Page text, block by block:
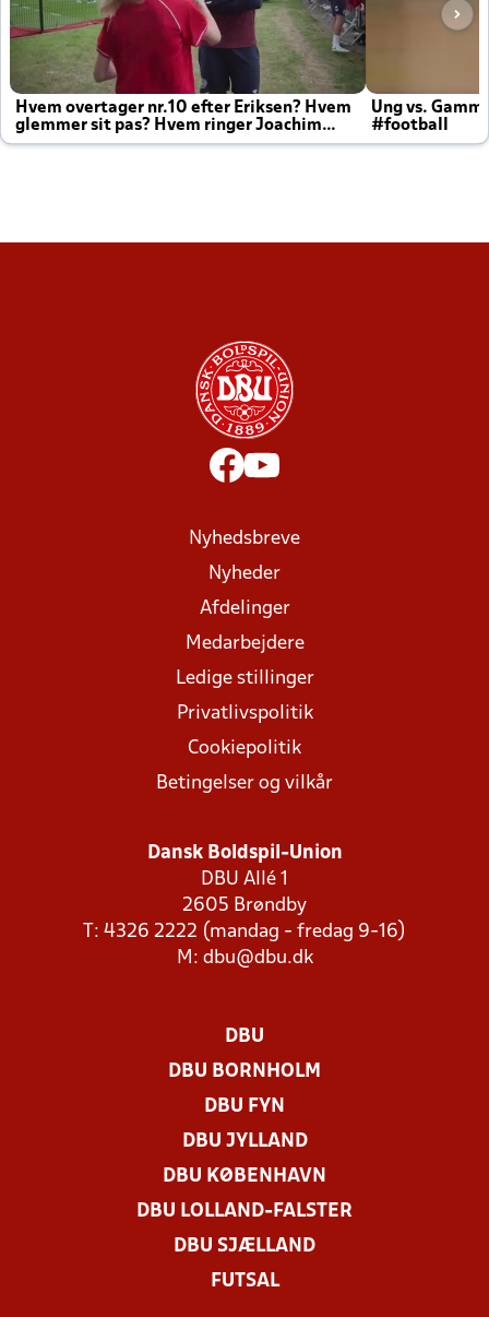
Hvem overtager nr.10 efter Eriksen? Hvem
glemmer sit pas? Hvem ringer Joachim
altid til efter kampe?
Ung vs.
#football
Nyhedsbreve
Nyheder
Afdelinger
Medarbejdere
Ledige stillinger
Privatlivspolitik
Cookiepolitik
Betingelser og vilkår
Dansk Boldspil-Union
DBU Allé 1
2605 Brøndby
T: 4326 2222 (mandag - fredag 9-16)
M: dbu@dbu.dk
DBU
DBU BORNHOLM
DBU FYN
DBU JYLLAND
DBU KØBENHAVN
DBU LOLLAND-FALSTER
DBU SJÆLLAND
FUTSAL